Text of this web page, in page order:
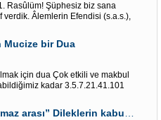
Rasûlüm! Şüphesiz biz sana
verdik. Âlemlerin Efendisi (s.a.s.),
Mucize bir Dua
için dua Çok etkili ve makbul
kadar 3.5.7.21.41.101